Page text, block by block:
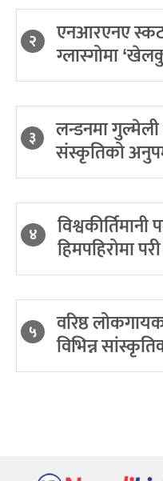
२ एनआरएनए
ग्लास्गोमा
३ लन्डनमा
संस्कृतिको
४ विश्वकीर्तिमानी
हिमपहिरोमा
५ वरिष्ठ
विभिन्न